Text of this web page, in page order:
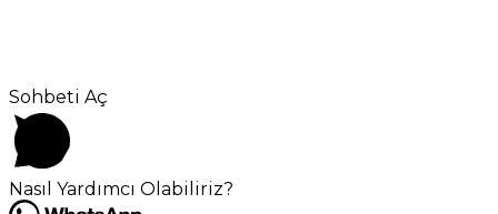
Sohbeti Aç
Nasıl Yardımcı Olabiliriz?